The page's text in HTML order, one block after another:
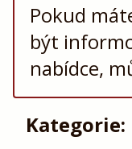
Pokud
být
nabídce,
Kategorie: